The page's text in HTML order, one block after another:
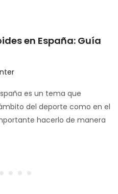
en España: Guía
es un tema que
del deporte como en el
hacerlo de manera